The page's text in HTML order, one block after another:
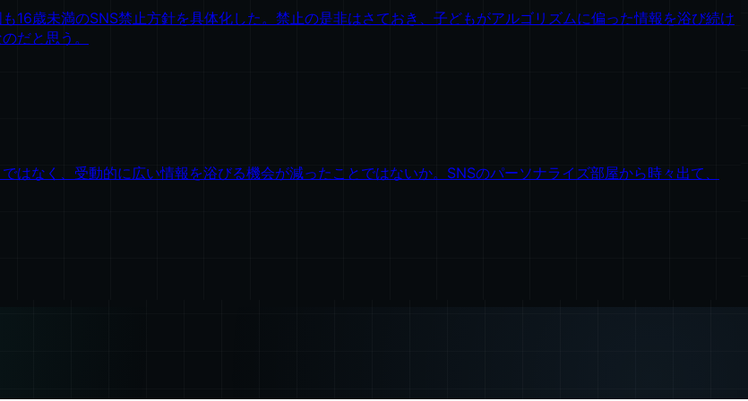
16歳未満のSNS禁止方針を具体化した。禁止の是非はさておき、子どもがアルゴリズムに偏った情報を浴び続け
だと思う。
はなく、受動的に広い情報を浴びる機会が減ったことではないか。SNSのパーソナライズ部屋から時々出て、